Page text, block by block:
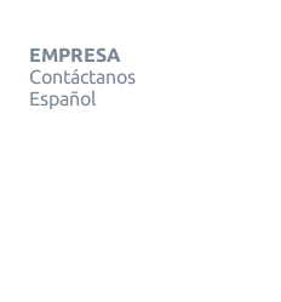
EMPRESA
Contáctanos
Español